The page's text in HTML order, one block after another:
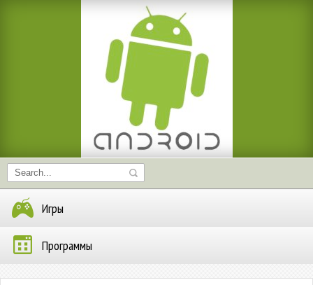
Игры
Программы